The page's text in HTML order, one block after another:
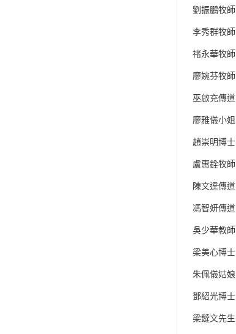
劉振鵬牧師
李秀群牧師
禇永華牧師
廖婉芬牧師
巫啟充傳道
廖雅儀小姐
趙崇明博士
盧惠銓牧師
陳文達傳道
馮智妍傳道
吳少華教師
梁美心博士
朱佩儀姑娘
鄧紹光博士
梁鐽文先生